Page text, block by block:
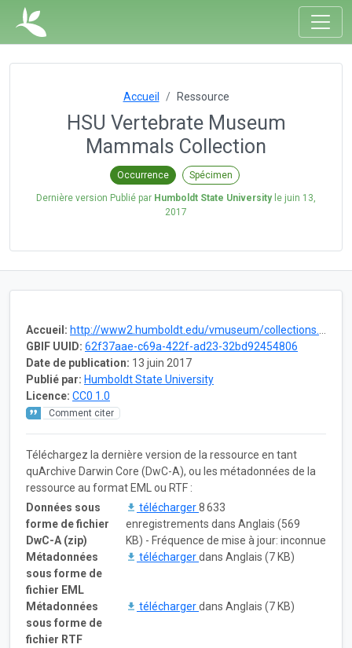
Accueil Ressource
HSU Vertebrate Museum
Mammals Collection
Occurrence Spécimen
Dernière version Publié par Humboldt State Universityle juin 13,
2017
Accueil: http://www2.humboldt.edu/vmuseum/collections.html
GBIF UUID: 62f37aae-c69a-422f-ad23-32bd92454806
Date de publication: 13 juin 2017
Publié par: Humboldt State University
Licence: CC0 1.0
Comment citer
Téléchargez la dernière version de la ressource en tant
quArchive Darwin Core (DwC-A), ou les métadonnées de la
ressource au format EML ou RTF :
Données sous
forme de fichier
DwC-A (zip)
télécharger8 633
enregistrements dans Anglais (569
KB) - Fréquence de mise à jour: inconnue
Métadonnées
sous forme de
fichier EML
téléchargerdans Anglais (7 KB)
Métadonnées
sous forme de
fichier RTF
téléchargerdans Anglais (7 KB)